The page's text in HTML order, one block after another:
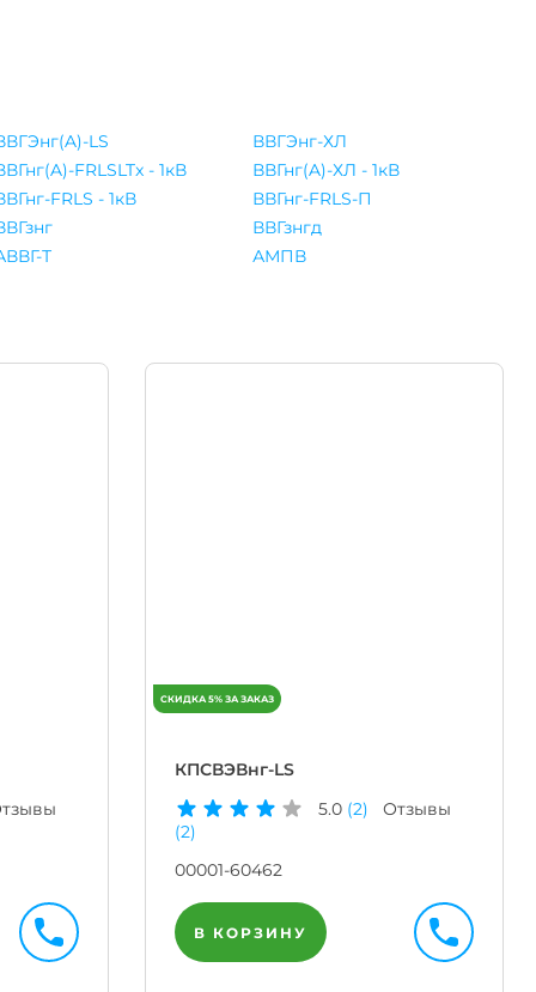
LS
ВВГЭнг-ХЛ
FRLSLTx - 1кВ
ВВГнг(A)-ХЛ - 1кВ
FRLS - 1кВ
ВВГнг-FRLS-П
ВВГзнгд
Т
АМПВ
КПСВЭВнг-LS
5.0 (2)
Отзывы
(2)
00001-60462
В КОРЗИНУ